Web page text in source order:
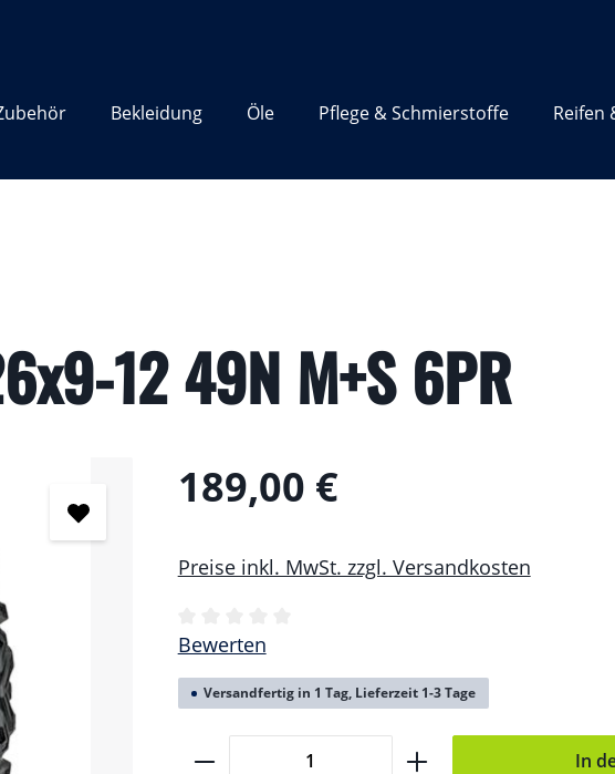
Bekleidung Öle Pflege & Schmierstoffe Reifen
12 49N M+S 6PR
189,00 €
Preise inkl. MwSt. zzgl. Versandkosten
Durchschnittliche Bewertung von 0 von 5
Bewerten
Versandfertig in 1 Tag, Lieferzeit 1-3 Tage
Produkt Anzahl: Gib den In